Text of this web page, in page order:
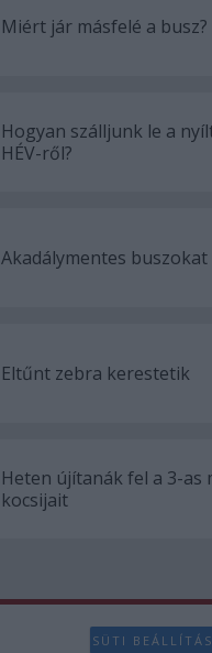
Miért jár másfelé a busz?
Hogyan szálljunk le a
HÉV-ről?
Akadálymentes buszokat
Eltűnt zebra kerestetik
Heten újítanák fel a 3-as
kocsijait
SÜTI